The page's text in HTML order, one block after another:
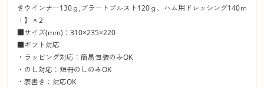
きウインナー130ｇ,ブラートブルスト120ｇ、ハム用ドレッシング140ｍ
ｌ】 × 2
■サイズ(mm)：310×235×220
■ギフト対応
・ラッピング対応：簡易包装のみOK
・のし対応：短冊のしのみOK
・表書き：対応OK